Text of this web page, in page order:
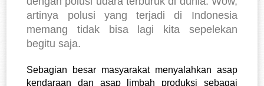
artinya polusi yang terjadi di Indonesia
memang tidak bisa lagi kita sepelekan
begitu saja.
Sebagian besar masyarakat menyalahkan asap
kendaraan dan asap limbah produksi sebagai